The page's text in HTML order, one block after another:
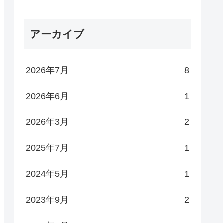
アーカイブ
2026年7月 8
2026年6月 1
2026年3月 2
2025年7月 1
2024年5月 1
2023年9月 2